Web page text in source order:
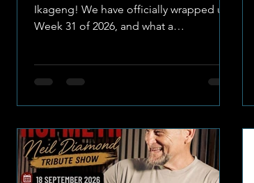
Ikageng! We have officially wrapped up
Week 31 of 2026, and what a
Image(Created) : The Go-To Guy Our
on a non-stop trek across the
municipality to bring you the best local
stories. Over the past seven days, our
journey took us from the aromatic
shelves of West Acres and eco-friendly